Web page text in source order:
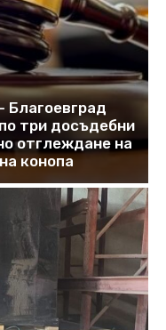
Благоевград
три досъдебни
отглеждане на
конопа